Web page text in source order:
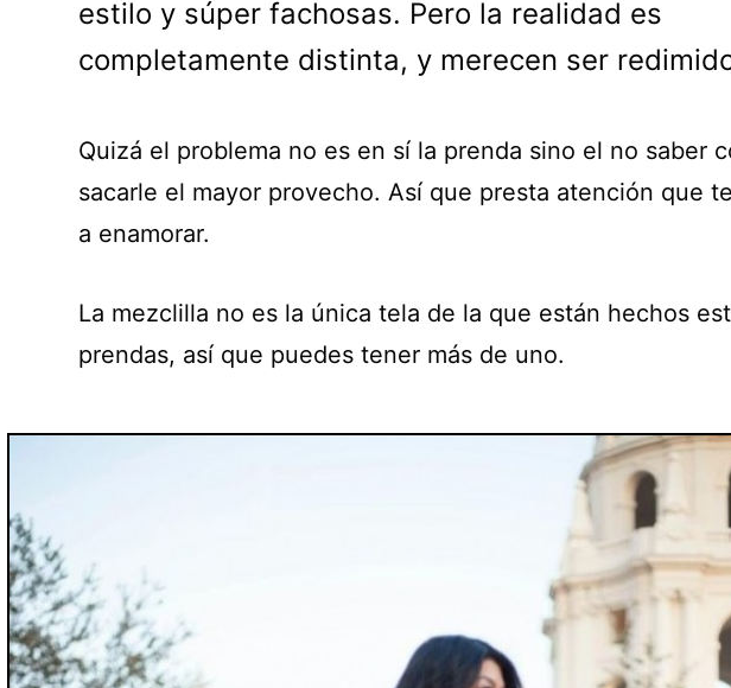
estilo y súper fachosas. Pero la realidad es
completamente distinta, y merecen ser
Quizá el problema no es en sí la prenda sino el no saber
sacarle el mayor provecho. Así que presta atención que
a enamorar.
La mezclilla no es la única tela de la que están hechos
prendas, así que puedes tener más de uno.